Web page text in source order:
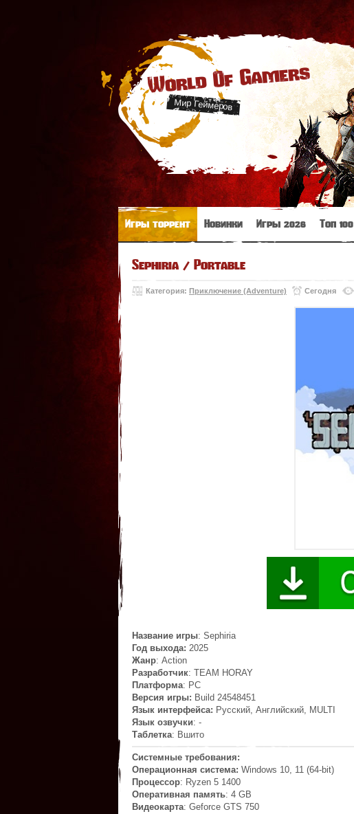
World Of Gamers
Мир Геймеров
Игры торрент Новинки Игры 2026 Топ 100
Sephiria / Portable
Категория: Приключение (Adventure) Сегодня
Название игры: Sephiria
Год выхода: 2025
Жанр: Action
Разработчик: TEAM HORAY
Платформа: PC
Версия игры: Build 24548451
Язык интерфейса: Русский, Английский, MULTI
Язык озвучки: -
Таблетка: Вшито
Системные требования:
Операционная система: Windows 10, 11 (64-bit)
Процессор: Ryzen 5 1400
Оперативная память: 4 GB
Видеокарта: Geforce GTS 750